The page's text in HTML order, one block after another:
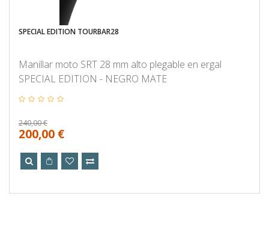
SPECIAL EDITION TOURBAR28
Manillar moto SRT 28 mm alto plegable en ergal
SPECIAL EDITION - NEGRO MATE
240,00 €
200,00 €